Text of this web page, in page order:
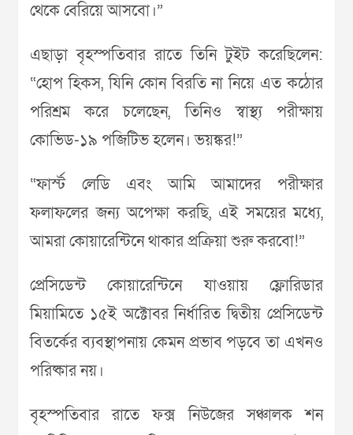
থেকে বেরিয়ে আসবো।”
এছাড়া বৃহস্পতিবার রাতে তিনি টুইট করেছিলেন:
“হোপ হিকস, যিনি কোন বিরতি না নিয়ে এত কঠোর
পরিশ্রম করে চলেছেন, তিনিও স্বাস্থ্য পরীক্ষায়
কোভিড-১৯ পজিটিভ হলেন। ভয়ঙ্কর!”
“ফার্স্ট লেডি এবং আমি আমাদের পরীক্ষার
ফলাফলের জন্য অপেক্ষা করছি, এই সময়ের মধ্যে,
আমরা কোয়ারেন্টিনে থাকার প্রক্রিয়া শুরু করবো!”
প্রেসিডেন্ট কোয়ারেন্টিনে যাওয়ায় ফ্লোরিডার
মিয়ামিতে ১৫ই অক্টোবর নির্ধারিত দ্বিতীয় প্রেসিডেন্ট
বিতর্কের ব্যবস্থাপনায় কেমন প্রভাব পড়বে তা এখনও
পরিষ্কার নয়।
বৃহস্পতিবার রাতে ফক্স নিউজের সঞ্চালক শন